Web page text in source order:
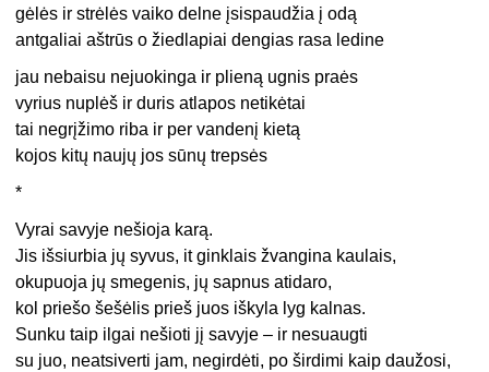
gėlės ir strėlės vaiko delne įsispaudžia į odą
antgaliai aštrūs o žiedlapiai dengias rasa ledine
jau nebaisu nejuokinga ir plieną ugnis praės
vyrius nuplėš ir duris atlapos netikėtai
tai negrįžimo riba ir per vandenį kietą
kojos kitų naujų jos sūnų trepsės
*
Vyrai savyje nešioja karą.
Jis išsiurbia jų syvus, it ginklais žvangina kaulais,
okupuoja jų smegenis, jų sapnus atidaro,
kol priešo šešėlis prieš juos iškyla lyg kalnas.
Sunku taip ilgai nešioti jį savyje – ir nesuaugti
su juo, neatsiverti jam, negirdėti, po širdimi kaip daužosi,